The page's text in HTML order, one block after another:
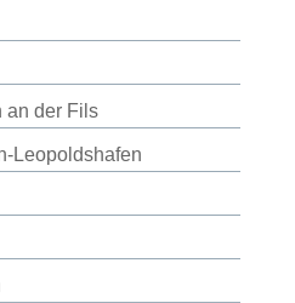
an der Fils
Leopoldshafen